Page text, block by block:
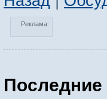
Реклама:
Последние